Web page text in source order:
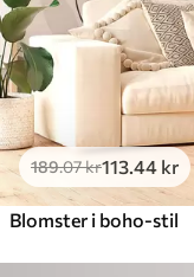
189.07kr113 .44 kr
Blomster i boho-stil